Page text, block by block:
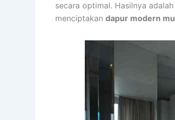
secara optimal. Hasilnya
menciptakan dapur modern